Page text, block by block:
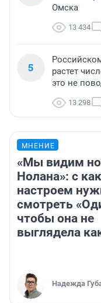
Омска
13 434
5
растет
это не
13 298
МНЕНИЕ
«Мы видим
Нолана»: с
настроем
смотреть
чтобы она не
выглядела
Надежда